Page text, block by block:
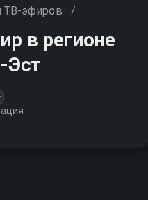
ТВ-эфиров /
в регионе
Эст